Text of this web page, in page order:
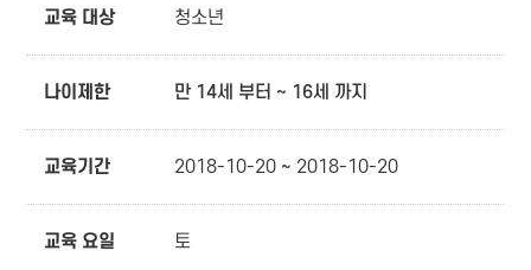
교육 대상 청소년
나이제한 만 14세 부터 ~ 16세 까지
교육기간 2018-10-20 ~ 2018-10-20
교육 요일 토